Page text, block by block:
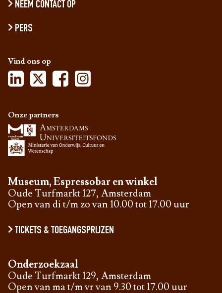
NEEM CONTACT OP
PERS
Vind ons op
Museum, Espressobar en winkel
Oude Turfmarkt 127, Amsterdam
Open van di t/m zo van 10.00 tot 17.00 uur
TICKETS & TOEGANGSPRIJZEN
Onderzoekzaal
Oude Turfmarkt 129, Amsterdam
Open van ma t/m vr van 9.30 tot 17.00 uur
Onze partners